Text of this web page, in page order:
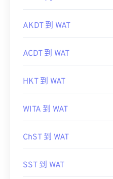
AKDT 到 WAT
ACDT 到 WAT
HKT 到 WAT
WITA 到 WAT
ChST 到 WAT
SST 到 WAT